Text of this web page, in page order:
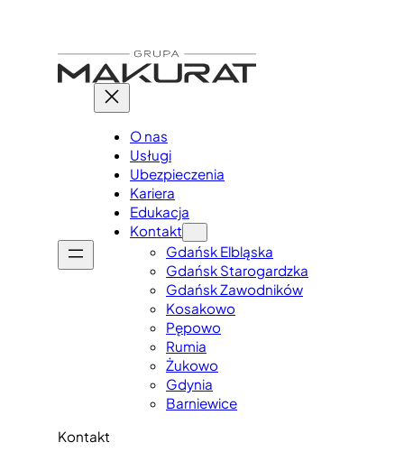
O nas
Usługi
Ubezpieczenia
Kariera
Edukacja
Kontakt
Gdańsk Elbląska
Gdańsk Starogardzka
Gdańsk Zawodników
Kosakowo
Pępowo
Rumia
Żukowo
Gdynia
Barniewice
Kontakt